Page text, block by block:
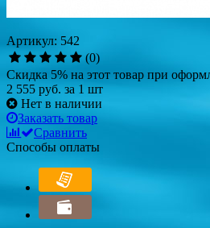
Артикул: 542
(0)
Скидка 5% на этот товар при
2 555 руб. за 1 шт
Нет в наличии
Заказать товар
Сравнить
Способы оплаты